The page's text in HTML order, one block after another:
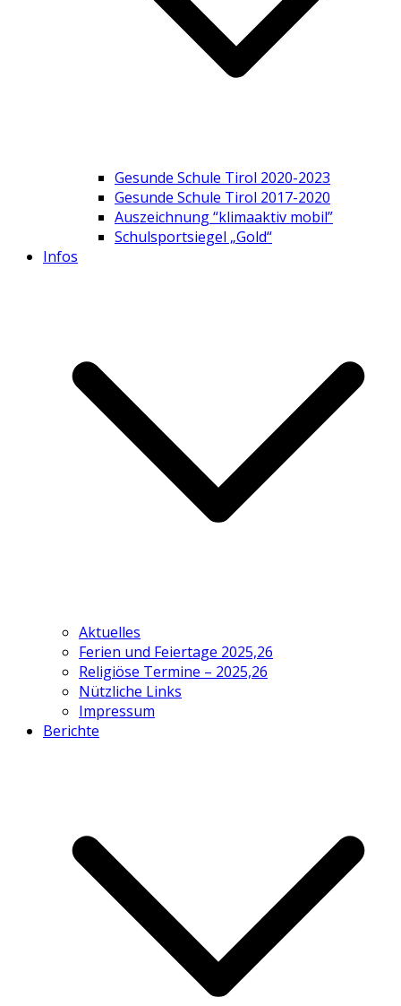
Gesunde Schule Tirol 2020-2023
Gesunde Schule Tirol 2017-2020
Auszeichnung “klimaaktiv mobil”
Schulsportsiegel „Gold“
Infos
Aktuelles
Ferien und Feiertage 2025,26
Religiöse Termine – 2025,26
Nützliche Links
Impressum
Berichte